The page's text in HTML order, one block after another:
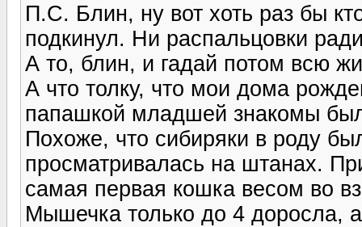
П.С. Блин, ну вот хоть раз бы
подкинул. Ни распальцовки
А то, блин, и гадай потом всю
А что толку, что мои дома
папашкой младшей знакомы
Похоже, что сибиряки в роду
просматривалась на штанах.
самая первая кошка весом во
Мышечка только до 4 доросла,